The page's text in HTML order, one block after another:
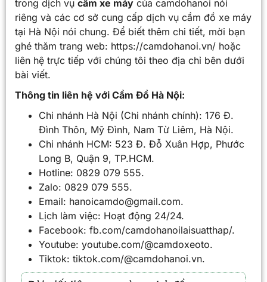
trong dịch vụ cầm xe máy của camdohanoi nói
riêng và các cơ sở cung cấp dịch vụ cầm đồ xe máy
tại Hà Nội nói chung. Để biết thêm chi tiết, mời bạn
ghé thăm trang web: https://camdohanoi.vn/ hoặc
liên hệ trực tiếp với chúng tôi theo địa chỉ bên dưới
bài viết.
Thông tin liên hệ với Cầm Đồ Hà Nội:
Chi nhánh Hà Nội (Chi nhánh chính): 176 Đ.
Đình Thôn, Mỹ Đình, Nam Từ Liêm, Hà Nội.
Chi nhánh HCM: 523 Đ. Đỗ Xuân Hợp, Phước
Long B, Quận 9, TP.HCM.
Hotline: 0829 079 555.
Zalo: 0829 079 555.
Email: hanoicamdo@gmail.com.
Lịch làm việc: Hoạt động 24/24.
Facebook: fb.com/camdohanoilaisuatthap/.
Youtube: youtube.com/@camdoxeoto.
Tiktok: tiktok.com/@camdohanoi.vn.